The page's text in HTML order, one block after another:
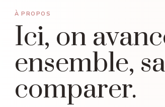
À PROPOS
Ici, on
ensemble,
comparer.